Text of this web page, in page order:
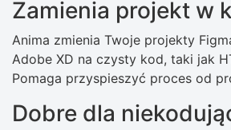
Zamienia projekt w
Anima zmienia Twoje projekty
Adobe XD na czysty kod, taki jak
Pomaga przyspieszyć proces od
Dobre dla